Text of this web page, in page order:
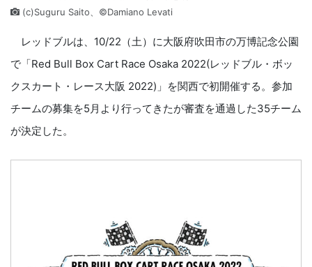
(c)Suguru Saito、©Damiano Levati
レッドブルは、10/22（土）に大阪府吹田市の万博記念公園
で「Red Bull Box Cart Race Osaka 2022(レッドブル・ボッ
クスカート・レース大阪 2022)」を関西で初開催する。参加
チームの募集を5月より行ってきたが審査を通過した35チーム
が決定した。